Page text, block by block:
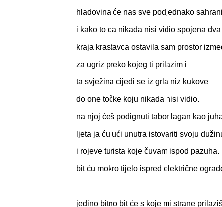
hladovina će nas sve podjednako
i kako to da nikada nisi vidio spojena dva
kraja krastavca ostavila sam prostor
za ugriz preko kojeg ti prilazim i
ta svježina cijedi se iz grla niz kukove
do one točke koju nikada nisi vidio.
na njoj ćeš podignuti tabor lagan kao
ljeta ja ću ući unutra istovariti svoju
i rojeve turista koje čuvam ispod pazuha.
bit ću mokro tijelo ispred električne
jedino bitno bit će s koje mi strane